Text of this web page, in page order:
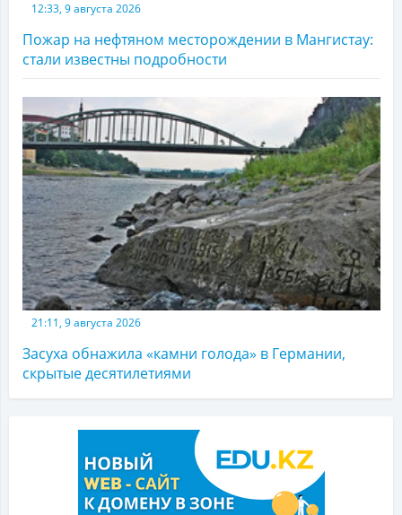
12:33, 9 августа 2026
Пожар на нефтяном месторождении в Мангистау:
стали известны подробности
21:11, 9 августа 2026
Засуха обнажила «камни голода» в Германии,
скрытые десятилетиями